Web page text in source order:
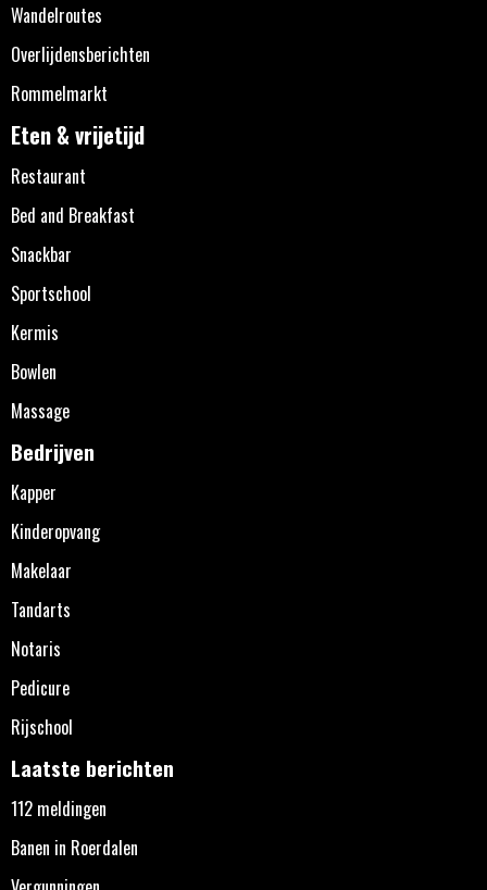
Wandelroutes
Overlijdensberichten
Rommelmarkt
Eten & vrijetijd
Restaurant
Bed and Breakfast
Snackbar
Sportschool
Kermis
Bowlen
Massage
Bedrijven
Kapper
Kinderopvang
Makelaar
Tandarts
Notaris
Pedicure
Rijschool
Laatste berichten
112 meldingen
Banen in Roerdalen